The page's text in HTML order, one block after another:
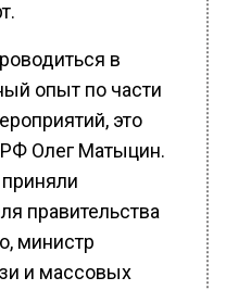
в
опыт по части
это
РФ Олег Матыцин.
правительства
министр
и массовых